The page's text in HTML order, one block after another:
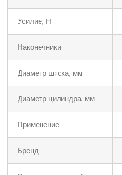
Усилие, Н
Наконечники
Диаметр штока, мм
Диаметр цилиндра, мм
Применение
Бренд